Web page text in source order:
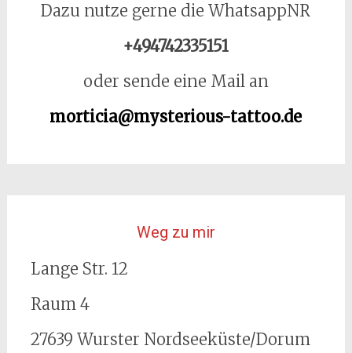
Dazu nutze gerne die WhatsappNR
+494742335151
oder sende eine Mail an
morticia@mysterious-tattoo.de
Weg zu mir
Lange Str. 12
Raum 4
27639 Wurster Nordseeküste/Dorum